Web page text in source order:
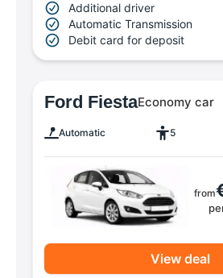
Additional driver
Automatic Transmission
Debit card for deposit
Ford FiestaEconomy car
Automatic 5
from
View deal